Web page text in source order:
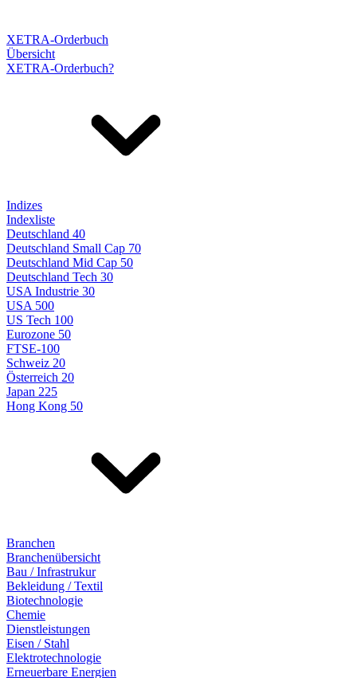
XETRA-Orderbuch
Übersicht
XETRA-Orderbuch?
Indizes
Indexliste
Deutschland 40
Deutschland Small Cap 70
Deutschland Mid Cap 50
Deutschland Tech 30
USA Industrie 30
USA 500
US Tech 100
Eurozone 50
FTSE-100
Schweiz 20
Österreich 20
Japan 225
Hong Kong 50
Branchen
Branchenübersicht
Bau / Infrastrukur
Bekleidung / Textil
Biotechnologie
Chemie
Dienstleistungen
Eisen / Stahl
Elektrotechnologie
Erneuerbare Energien